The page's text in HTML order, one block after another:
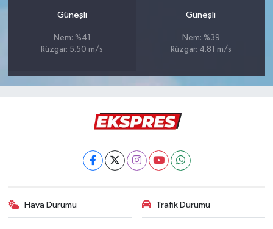
Güneşli
Nem: %41
Rüzgar: 5.50 m/s
Güneşli
Nem: %39
Rüzgar: 4.81 m/s
Hava Durumu Trafik Durumu